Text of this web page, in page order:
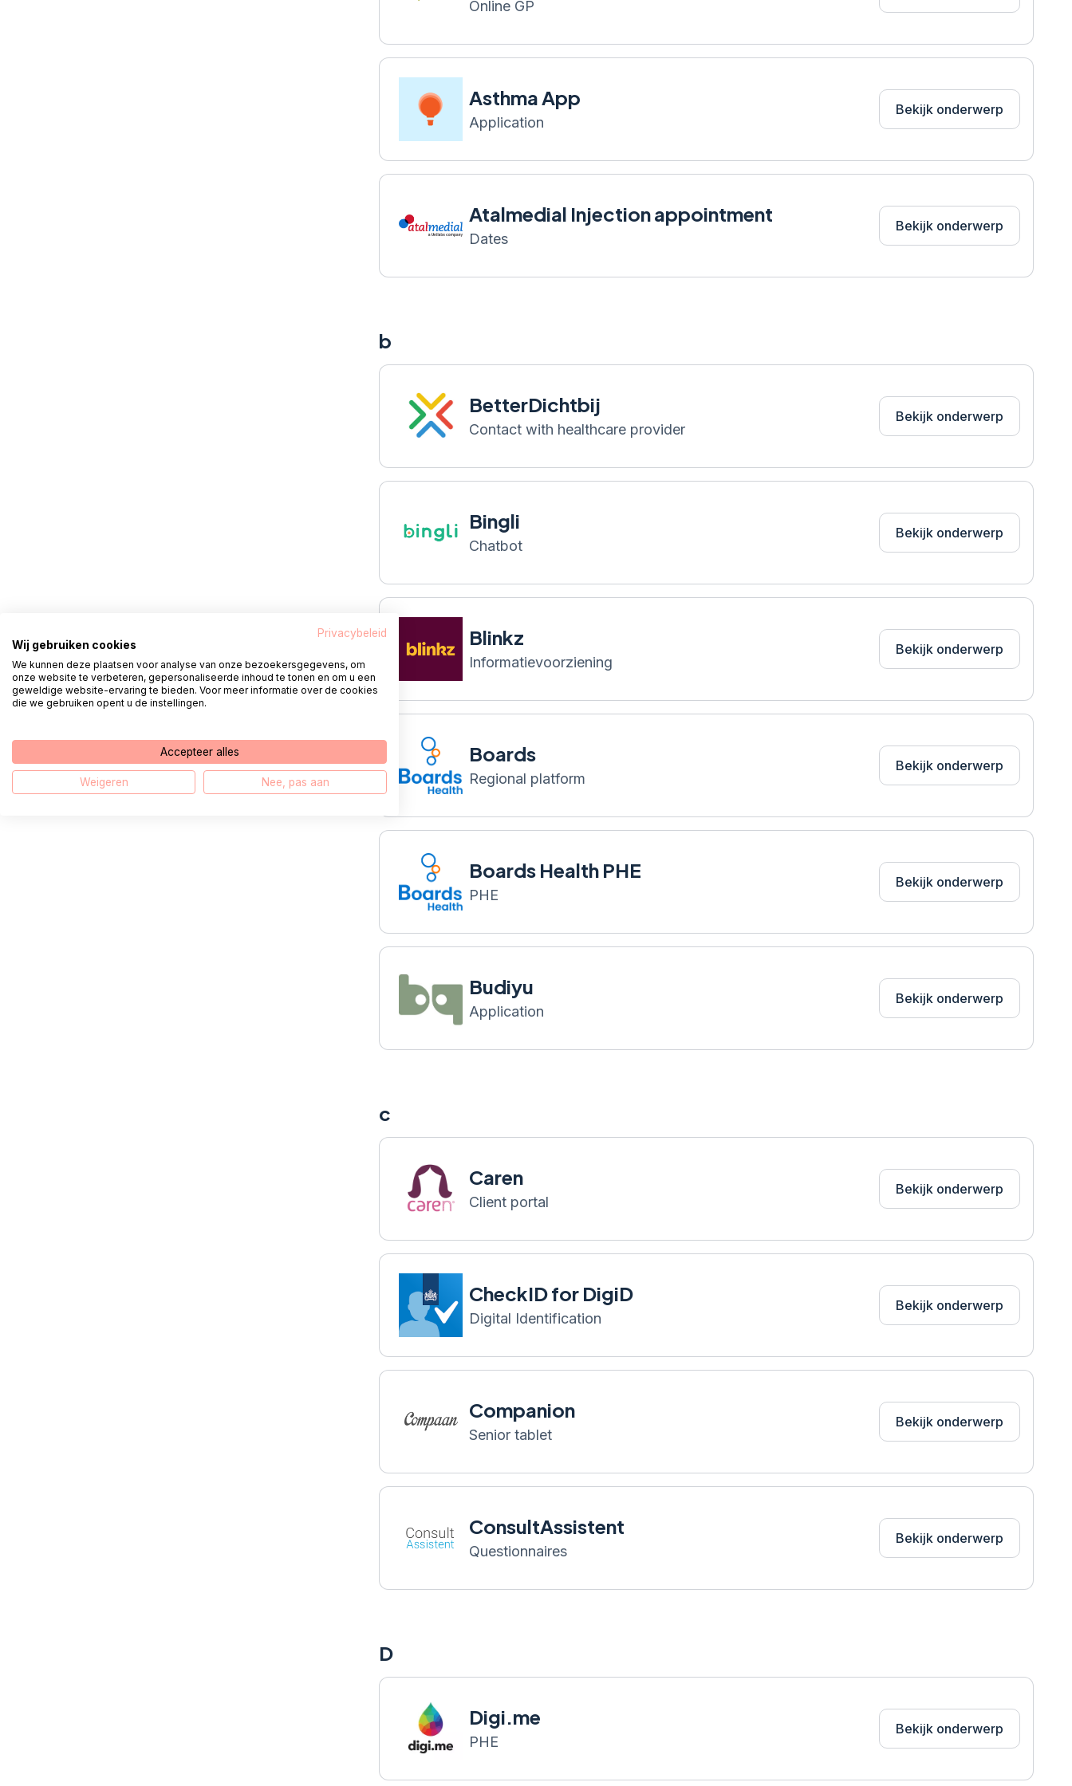
Online GP
Asthma App
Application
Bekijk onderwerp
Atalmedial Injection appointment
Dates
Bekijk onderwerp
b
BetterDichtbij
Contact with healthcare provider
Bekijk onderwerp
Bingli
Chatbot
Bekijk onderwerp
Blinkz
Informatievoorziening
Bekijk onderwerp
Boards
Regional platform
Bekijk onderwerp
Boards Health PHE
PHE
Bekijk onderwerp
Budiyu
Application
Bekijk onderwerp
c
Caren
Client portal
Bekijk onderwerp
CheckID for DigiD
Digital Identification
Bekijk onderwerp
Companion
Senior tablet
Bekijk onderwerp
ConsultAssistent
Questionnaires
Bekijk onderwerp
D
Digi.me
PHE
Bekijk onderwerp
Privacybeleid
Wij gebruiken cookies
We kunnen deze plaatsen voor analyse van onze bezoekersgegevens, om
onze website te verbeteren, gepersonaliseerde inhoud te tonen en om u een
geweldige website-ervaring te bieden. Voor meer informatie over de cookies
die we gebruiken opent u de instellingen.
Accepteer alles
Weigeren Nee, pas aan